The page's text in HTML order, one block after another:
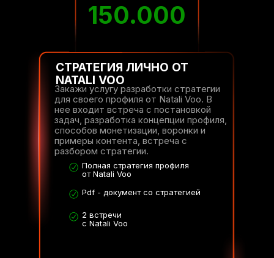
150.000
Закажи услугу разработки стратегии
для своего профиля от Natali Voo. В
нее входит встреча с постановкой
задач, разработка концепции профиля,
способов монетизации, воронки и
примеры контента, встреча с
разбором стратегии.
Полная стратегия профиля
от Natali Voo
Pdf - документ со стратегией
2 встречи
с Natali Voo
СТРАТЕГИЯ ЛИЧНО ОТ
NATALI VOO